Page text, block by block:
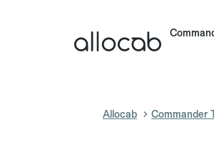
Allocab Commander